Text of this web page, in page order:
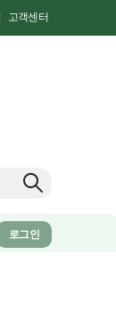
고객센터
로그인